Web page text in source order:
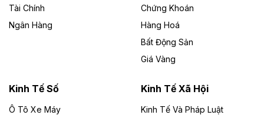
Bốn doanh nghiệp có sự góp vốn của Công ty Cổ
phần Tập đoàn Đức Long Gia Lai (HoSE: DLG) được
Gia Lai với tổng vốn hơn 4.750 tỷ đồng.
Đồng Nai cho thuê gần 59 ha đất làm khu
công nghiệp ở Long Thành
Tài Chính
Ngân Hàng
Chứng Khoán
Hàng Hoá
Bất Động Sản
Giá Vàng
Kinh Tế Số
Ô Tô Xe Máy
Kinh Tế Xã Hội
Kinh Tế Và Pháp Luật